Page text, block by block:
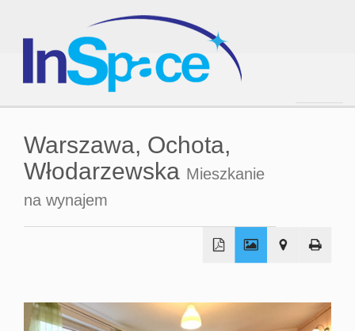
O
firmie
Warszawa, Ochota,
Włodarzewska Mieszkanie
na wynajem